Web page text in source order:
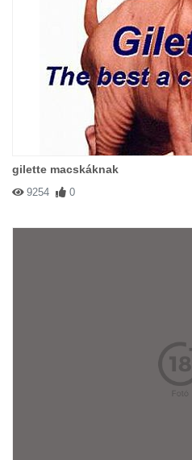
gilette macskáknak
9254 0